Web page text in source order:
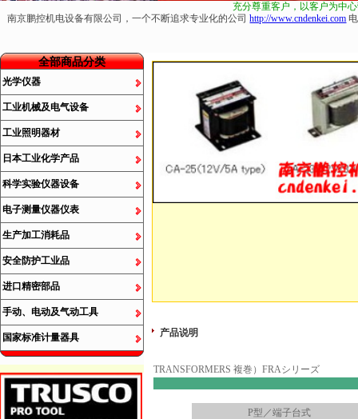
充分尊重客户，以客户为中
南京鹏控机电设备有限公司，一个不断追求专业化的公司http://www.cndenkei.com
全部商品分类
光学仪器
工业机械及电气设备
工业照明器材
日本工业化学产品
科学实验仪器设备
电子测量仪器仪表
生产加工消耗品
安全防护工业品
进口精密部品
手动、电动及气动工具
国家标准计量器具 产品说明
TRANSFORMERS 複巻）FRAシリーズ
P型／端子台式